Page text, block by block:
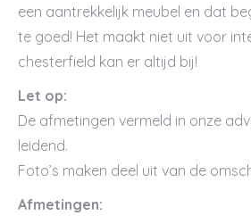
een aantrekkelijk meubel en dat
te goed! Het maakt niet uit voor
chesterfield kan er altijd bij!
Let op:
De afmetingen vermeld in onze
leidend.
Foto’s maken deel uit van de
Afmetingen: